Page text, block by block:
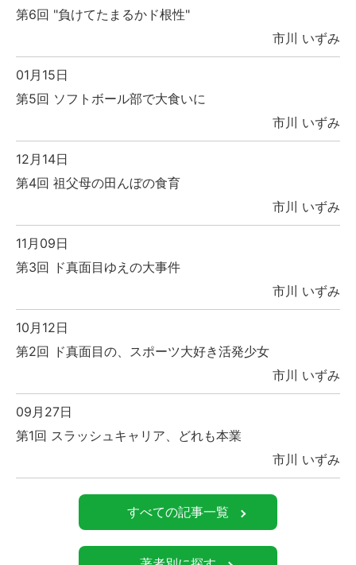
第6回 "負けてたまるかド根性"
市川 いずみ
01月15日
第5回 ソフトボール部で大食いに
市川 いずみ
12月14日
第4回 祖父母の田んぼの食育
市川 いずみ
11月09日
第3回 ド真面目ゆえの大事件
市川 いずみ
10月12日
第2回 ド真面目の、スポーツ大好き活発少女
市川 いずみ
09月27日
第1回 スラッシュキャリア、どれも本業
市川 いずみ
すべての記事一覧